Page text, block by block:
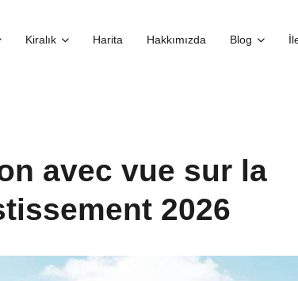
Kiralık Harita Hakkımızda Blog
avec vue sur la
2026